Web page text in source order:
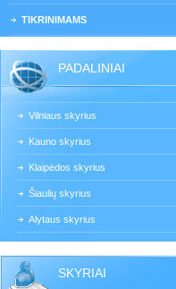
TIKRINIMAMS
PADALINIAI
Vilniaus skyrius
Kauno skyrius
Klaipėdos skyrius
Šiaulių skyrius
Alytaus skyrius
SKYRIAI